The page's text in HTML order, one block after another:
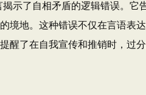
示了自相矛盾的逻辑错误。它
境地。这种错误不仅在言语表
醒了在自我宣传和推销时，过